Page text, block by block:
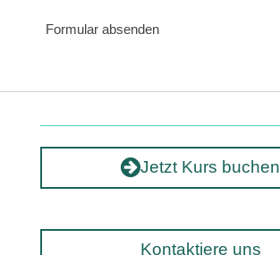
Formular absenden
Jetzt Kurs buchen
Kontaktiere uns